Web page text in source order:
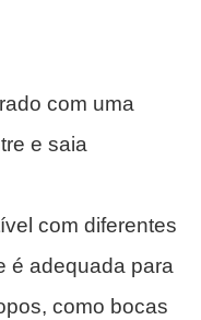
com uma
e saia
com diferentes
é adequada para
como bocas